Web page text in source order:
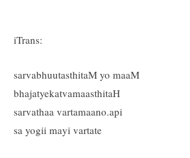
iTrans:
sarvabhuutasthitaM yo maaM
bhajatyekatvamaasthitaH
sarvathaa vartamaano.api
sa yogii mayi vartate